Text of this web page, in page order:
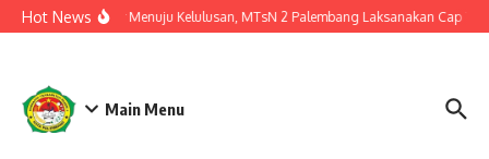
Lewati ke konten
Hot News
Langkah Akhir Menuju Kelulusan, MTsN 2 Palembang Laksanakan Cap Tiga
Main Menu